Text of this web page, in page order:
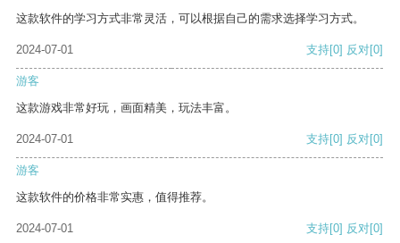
这款软件的学习方式非常灵活，可以根据自己的需求选择学习方式。
2024-07-01 支持[0] 反对[0]
游客
这款游戏非常好玩，画面精美，玩法丰富。
2024-07-01 支持[0] 反对[0]
游客
这款软件的价格非常实惠，值得推荐。
2024-07-01 支持[0] 反对[0]